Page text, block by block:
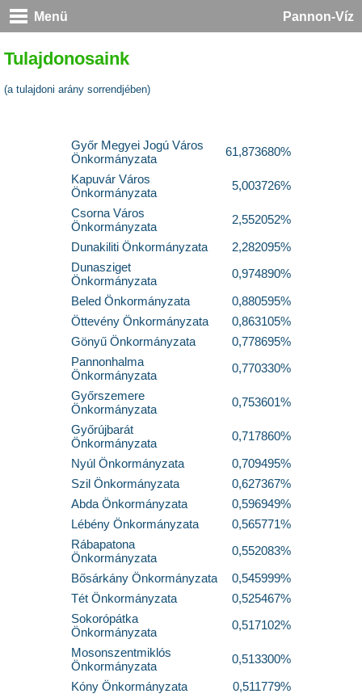
Menü Pannon-Víz
Tulajdonosaink
(a tulajdoni arány sorrendjében)
Győr Megyei Jogú Város
Önkormányzata
61,873680%
Kapuvár Város
Önkormányzata
5,003726%
Csorna Város
Önkormányzata
2,552052%
Dunakiliti Önkormányzata
2,282095%
Dunasziget
Önkormányzata
0,974890%
Beled Önkormányzata
0,880595%
Öttevény Önkormányzata
0,863105%
Gönyű Önkormányzata
0,778695%
Pannonhalma
Önkormányzata
0,770330%
Győrszemere
Önkormányzata
0,753601%
Győrújbarát
Önkormányzata
0,717860%
Nyúl Önkormányzata
0,709495%
Szil Önkormányzata
0,627367%
Abda Önkormányzata
0,596949%
Lébény Önkormányzata
0,565771%
Rábapatona
Önkormányzata
0,552083%
Bősárkány Önkormányzata
0,545999%
Tét Önkormányzata
0,525467%
Sokorópátka
Önkormányzata
0,517102%
Mosonszentmiklós
Önkormányzata
0,513300%
Kóny Önkormányzata
0,511779%